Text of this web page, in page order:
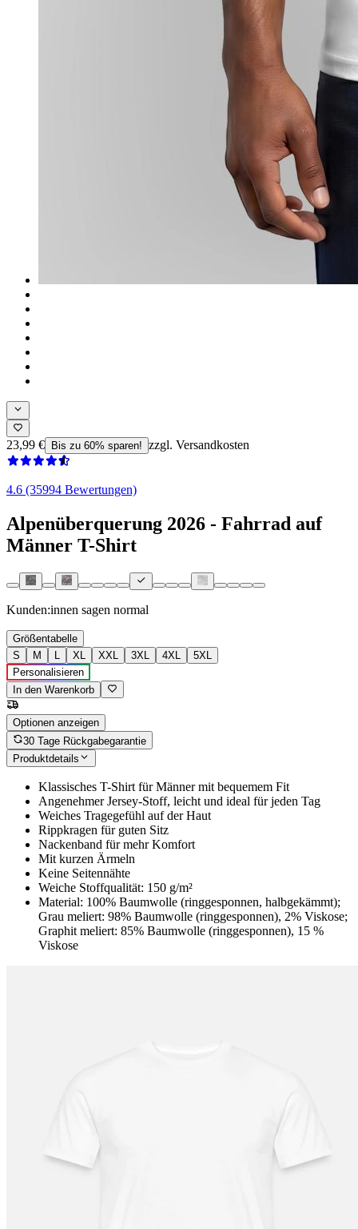
23,99 € Bis zu 60% sparen! zzgl. Versandkosten
4.6 (35994 Bewertungen)
Alpenüberquerung 2026 - Fahrrad auf
Männer T-Shirt
Kunden:innen sagen normal
Größentabelle
S
M L XL XXL 3XL 4XL
5XL
Personalisieren
In den Warenkorb
Optionen anzeigen
30 Tage Rückgabegarantie
Produktdetails
Klassisches T-Shirt für Männer mit bequemem Fit
Angenehmer Jersey-Stoff, leicht und ideal für jeden Tag
Weiches Tragegefühl auf der Haut
Rippkragen für guten Sitz
Nackenband für mehr Komfort
Mit kurzen Ärmeln
Keine Seitennähte
Weiche Stoffqualität: 150 g/m²
Material: 100% Baumwolle (ringgesponnen, halbgekämmt);
Grau meliert: 98% Baumwolle (ringgesponnen), 2% Viskose;
Graphit meliert: 85% Baumwolle (ringgesponnen), 15 %
Viskose